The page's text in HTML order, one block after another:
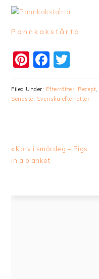
Pannkakstårta
Pinterest
Filed Under: Efterrätter Recept
Senaste
Svenska efterrätter
Previous
Post:
« Korv i smördeg – Pigs
in a blanket